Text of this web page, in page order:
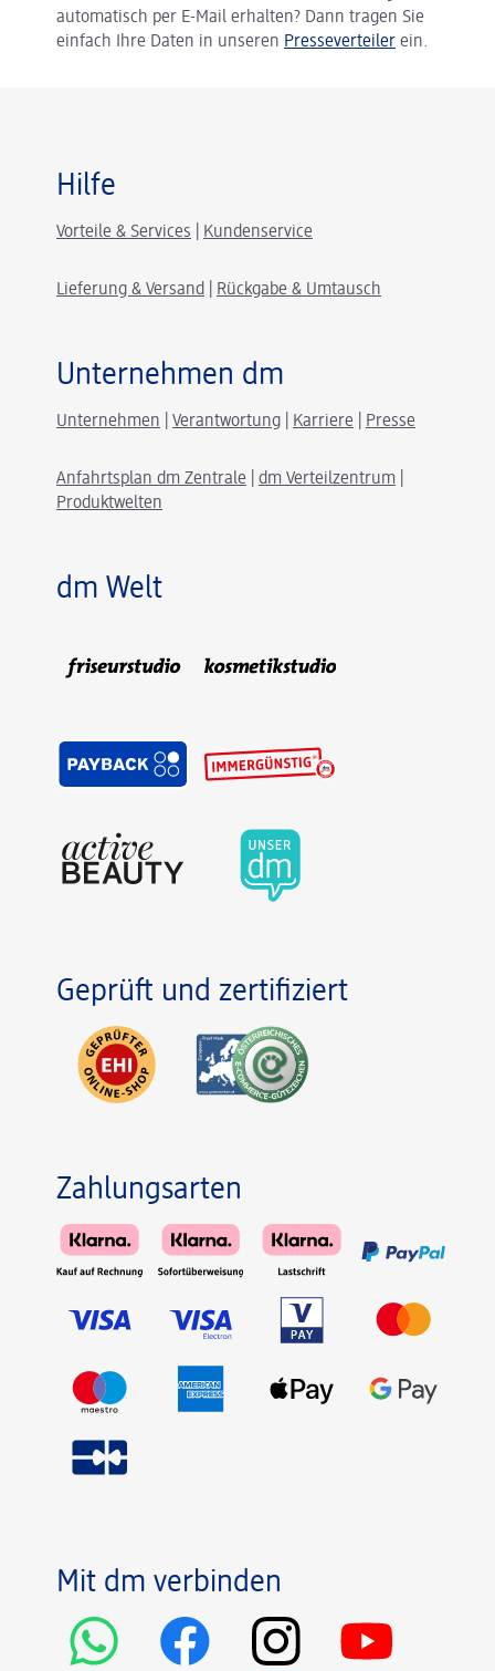
automatisch per E-Mail erhalten? Dann tragen Sie
einfach Ihre Daten in unseren Presseverteiler ein.
Hilfe
Vorteile & Services Kundenservice
Lieferung & Versand Rückgabe & Umtausch
Unternehmen dm
Unternehmen Verantwortung Karriere Presse
Anfahrtsplan dm Zentrale dm Verteilzentrum
Produktwelten
dm Welt
Geprüft und zertifiziert
Zahlungsarten
Mit dm verbinden